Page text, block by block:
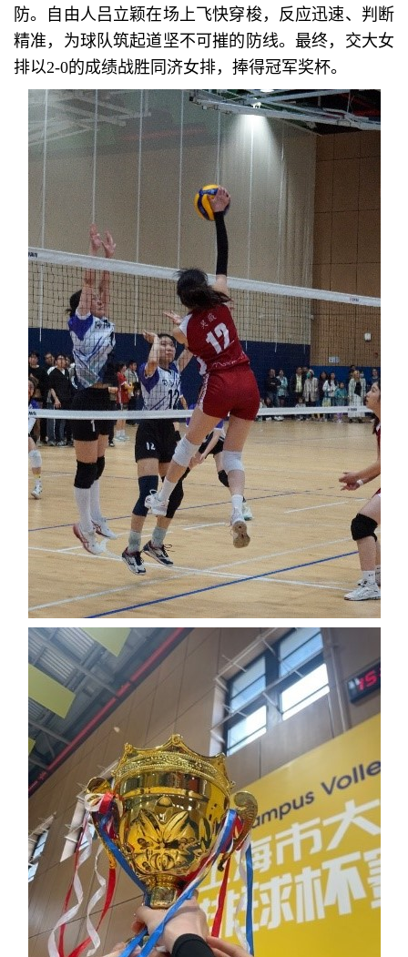
防。自由人吕立颖在场上飞快穿梭，反应迅速、判断
精准，为球队筑起道坚不可摧的防线。最终，交大女
排以2-0的成绩战胜同济女排，捧得冠军奖杯。